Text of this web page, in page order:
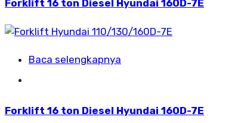
Forklift 16 ton Diesel Hyundai 160D-7E
Baca selengkapnya
Forklift 16 ton Diesel Hyundai 160D-7E